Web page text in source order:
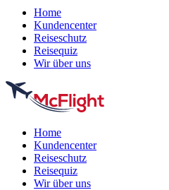
Home
Kundencenter
Reiseschutz
Reisequiz
Wir über uns
Home
Kundencenter
Reiseschutz
Reisequiz
Wir über uns